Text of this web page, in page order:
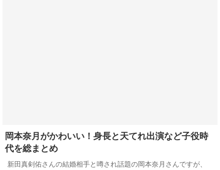
岡本奈月がかわいい！身長と天てれ出演など子役時
代を総まとめ
新田真剣佑さんの結婚相手と噂され話題の岡本奈月さんですが、